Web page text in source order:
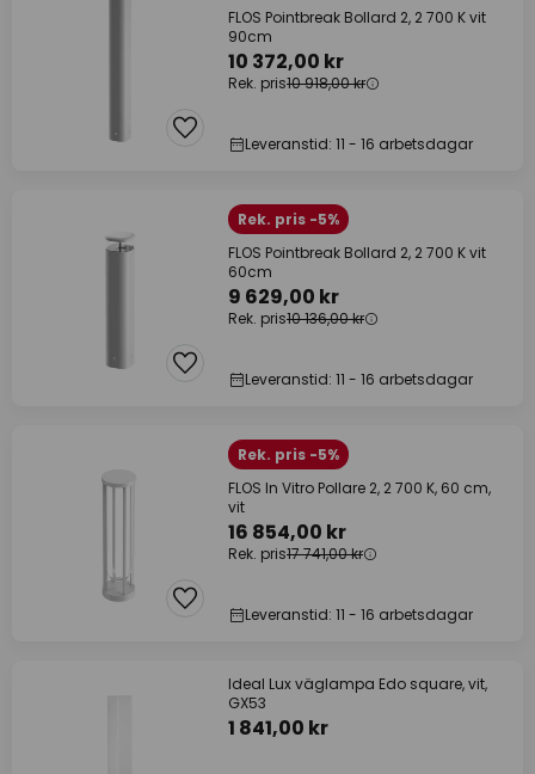
FLOS Pointbreak Bollard 2, 2 700 K vit
90cm
10 372,00 kr
Rek. pris10 918,00 kr
Leveranstid: 11 - 16 arbetsdagar
Rek. pris -5%
FLOS Pointbreak Bollard 2, 2 700 K vit
60cm
9 629,00 kr
Rek. pris10 136,00 kr
Leveranstid: 11 - 16 arbetsdagar
Rek. pris -5%
FLOS In Vitro Pollare 2, 2 700 K, 60 cm,
vit
16 854,00 kr
Rek. pris17 741,00 kr
Leveranstid: 11 - 16 arbetsdagar
Ideal Lux väglampa Edo square, vit,
GX53
1 841,00 kr